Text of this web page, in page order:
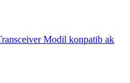
Modil konpatib ak